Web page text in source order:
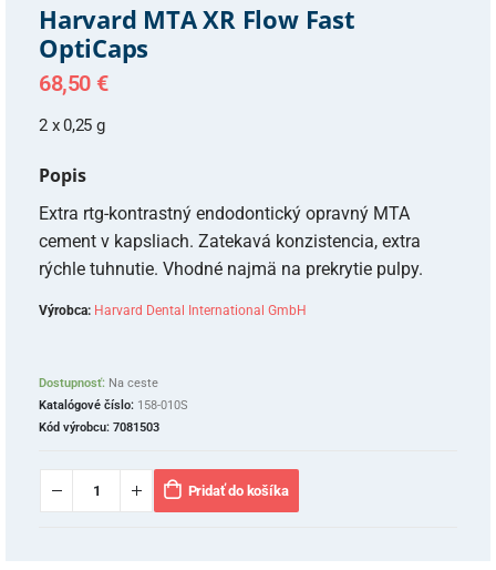
Harvard MTA XR Flow Fast
OptiCaps
68,50 €
2 x 0,25 g
Popis
Extra rtg-kontrastný endodontický opravný MTA
cement v kapsliach. Zatekavá konzistencia, extra
rýchle tuhnutie. Vhodné najmä na prekrytie pulpy.
Výrobca: Harvard Dental International GmbH
Dostupnosť: Na ceste
Katalógové číslo: 158-010S
Kód výrobcu: 7081503
Pridať do košíka